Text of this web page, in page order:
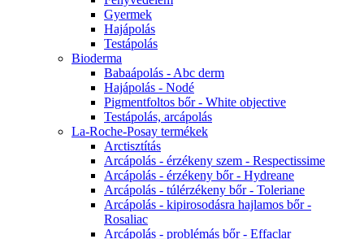
Gyermek
Hajápolás
Testápolás
Bioderma
Babaápolás - Abc derm
Hajápolás - Nodé
Pigmentfoltos bőr - White objective
Testápolás, arcápolás
La-Roche-Posay termékek
Arctisztítás
Arcápolás - érzékeny szem - Respectissime
Arcápolás - érzékeny bőr - Hydreane
Arcápolás - túlérzékeny bőr - Toleriane
Arcápolás - kipirosodásra hajlamos bőr -
Rosaliac
Arcápolás - problémás bőr - Effaclar